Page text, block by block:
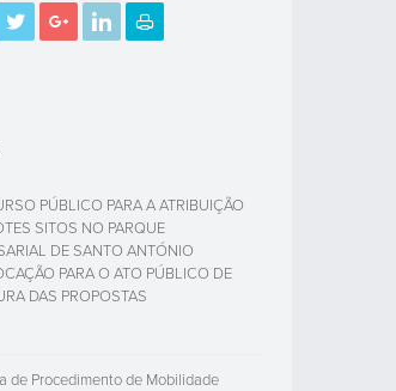
PÚBLICO PARA A ATRIBUIÇÃO
SITOS NO PARQUE
DE SANTO ANTÓNIO
PARA O ATO PÚBLICO DE
DAS PROPOSTAS
de Procedimento de Mobilidade